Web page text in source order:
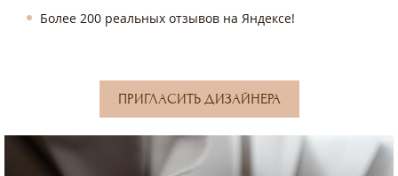
Более 200 реальных отзывов на Яндексе!
ПРИГЛАСИТЬ ДИЗАЙНЕРА